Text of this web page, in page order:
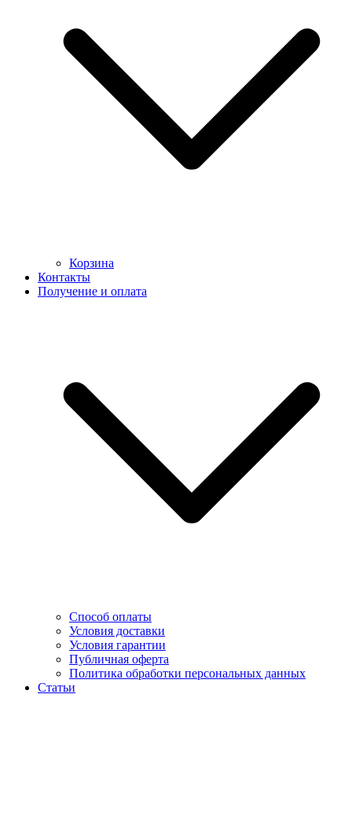
Корзина
Контакты
Получение и оплата
Способ оплаты
Условия доставки
Условия гарантии
Публичная оферта
Политика обработки персональных данных
Статьи